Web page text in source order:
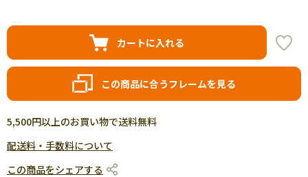
カートに入れる
この商品に合うフレームを見る
5,500円以上のお買い物で送料無料
配送料・手数料について
この商品をシェアする